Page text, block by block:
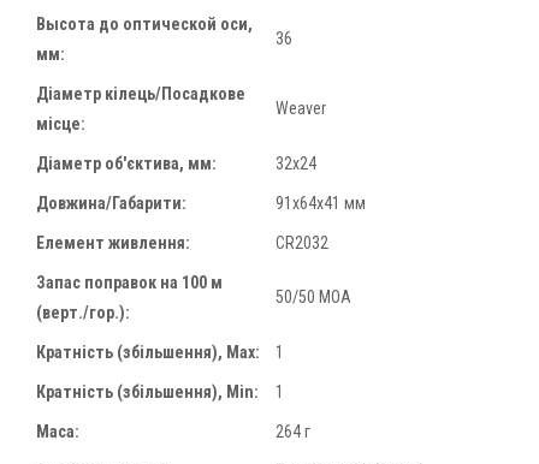
Высота до оптической оси,
мм:
36
Діаметр кілець/Посадкове
місце:
Weaver
Діаметр об'єктива, мм: 32x24
Довжина/Габарити: 91х64х41 мм
Елемент живлення: CR2032
Запас поправок на 100 м
(верт./гор.):
50/50 MOA
Кратність (збільшення), Max: 1
Кратність (збільшення), Min: 1
Маса: 264 г